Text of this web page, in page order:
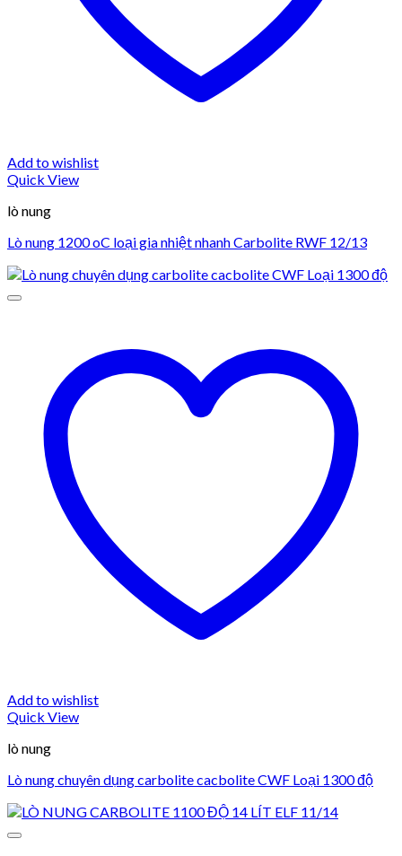
Add to wishlist
Quick View
lò nung
Lò nung 1200 oC loại gia nhiệt nhanh Carbolite RWF 12/13
Add to wishlist
Quick View
lò nung
Lò nung chuyên dụng carbolite cacbolite CWF Loại 1300 độ